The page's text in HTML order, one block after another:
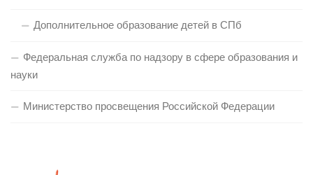
Дополнительное образование детей в СПб
Федеральная служба по надзору в сфере образования и
науки
Министерство просвещения Российской Федерации